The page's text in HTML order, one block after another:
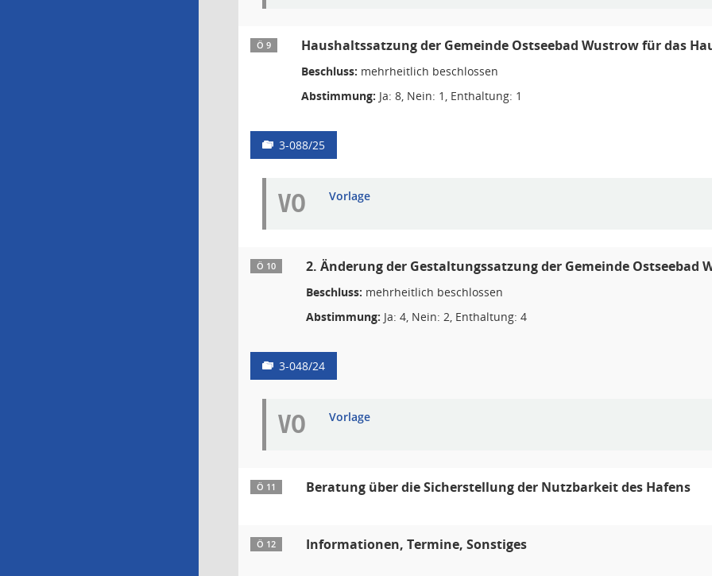
Ö 9 Haushaltssatzung der Gemeinde Ostseebad Wustrow für das
Beschluss: mehrheitlich beschlossen
Abstimmung: Ja: 8, Nein: 1, Enthaltung: 1
3-088/25
VO Vorlage
Ö 10 2. Änderung der Gestaltungssatzung der Gemeinde Ostseebad
Beschluss: mehrheitlich beschlossen
Abstimmung: Ja: 4, Nein: 2, Enthaltung: 4
3-048/24
VO Vorlage
Ö 11 Beratung über die Sicherstellung der Nutzbarkeit des Hafens
Ö 12 Informationen, Termine, Sonstiges